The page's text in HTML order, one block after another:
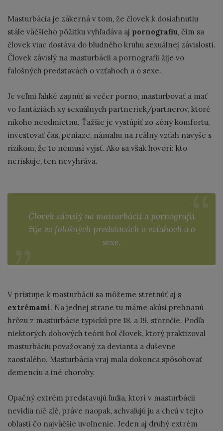
Masturbácia je zákerná v tom, že človek k dosiahnutiu
stále väčšieho pôžitku vyhľadáva aj pornografiu, čím sa
človek viac dostáva do bludného kruhu sexuálnej závislosti.
Človek závislý na masturbácii a pornografii žije vo
falošných predstavách o vzťahoch a o sexe.
Je veľmi ľahké zapnúť si večer porno, masturbovať a mať
vo fantáziách xy sexuálnych partneriek/partnerov, ktoré
nikoho neodmietnu. Ťažšie je vystúpiť zo zóny komfortu,
investovať čas, peniaze, námahu na reálny vzťah navyše s
rizikom, že to nemusí vyjsť. Ako sa však hovorí: kto
neriskuje, ten nevyhráva.
Človek závislý na masturbácii a pornografii
žije vo falošných predstavách o vzťahoch a o
sexe.
V prístupe k masturbácii sa môžeme stretnúť aj s
extrémami. Na jednej strane tu máme akúsi prehnanú
hrôzu z masturbácie typickú pre 18. a 19. storočie. Podľa
niektorých dobových teórii bol človek, ktorý praktizoval
masturbáciu považovaný za devianta a duševne
zaostalého. Masturbácia vraj mala dokonca spôsobovať
demenciu a iné choroby.
Opačný extrém predstavujú ľudia, ktorí v masturbácii
nevidia nič zlé, práve naopak, schvaľujú ju a chcú v tejto
oblasti čo najväčšie uvoľnenie. Jeden aj druhý extrém